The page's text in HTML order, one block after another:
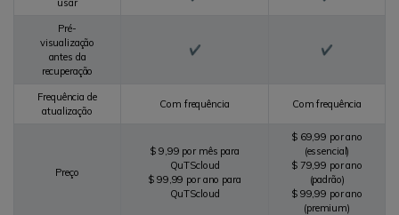
Pré-
visualização
antes da
recuperação
✔ ✔
Frequência de
atualização
Com frequência Com frequência
Preço
$ 9,99 por mês para
QuTScloud
$ 99,99 por ano para
QuTScloud
$ 69,99 por ano
(essencial)
$ 79,99 por ano
(padrão)
$ 99,99 por ano
(premium)